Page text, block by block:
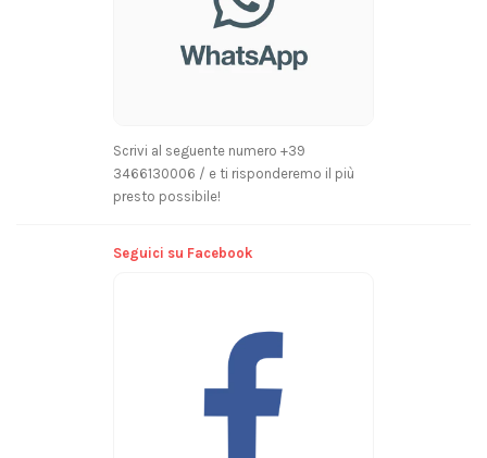
Scrivi al seguente numero +39
3466130006 / e ti risponderemo il più
presto possibile!
Seguici su Facebook